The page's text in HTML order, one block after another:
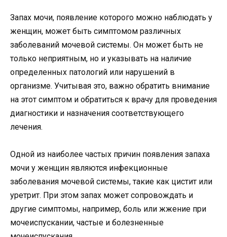
Запах мочи, появление которого можно наблюдать у
женщин, может быть симптомом различных
заболеваний мочевой системы. Он может быть не
только неприятным, но и указывать на наличие
определенных патологий или нарушений в
организме. Учитывая это, важно обратить внимание
на этот симптом и обратиться к врачу для проведения
диагностики и назначения соответствующего
лечения.
Одной из наиболее частых причин появления запаха
мочи у женщин являются инфекционные
заболевания мочевой системы, такие как цистит или
уретрит. При этом запах может сопровождать и
другие симптомы, например, боль или жжение при
мочеиспускании, частые и болезненные